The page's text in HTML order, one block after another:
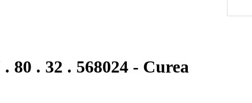
80 . 32 . 568024 - Curea